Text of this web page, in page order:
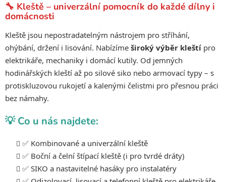
c
p
r
v
k
y
v
u
n
🔧 Kleště – univerzální pomocník do každé dílny i
domácnosti
Kleště jsou nepostradatelným nástrojem pro stříhání,
ohýbání, držení i lisování. Nabízíme široký výběr kleští pro
elektrikáře, mechaniky i domácí kutily. Od jemných
hodinářských kleští až po silové siko nebo armovací typy – s
protiskluzovou rukojetí a kalenými čelistmi pro přesnou práci
bez námahy.
💡 Co u nás najdete:
✅ Kombinované a univerzální kleště
✅ Boční a čelní štípací kleště (i pro tvrdé dráty)
✅ SIKO a nastavitelné hasáky pro instalatéry